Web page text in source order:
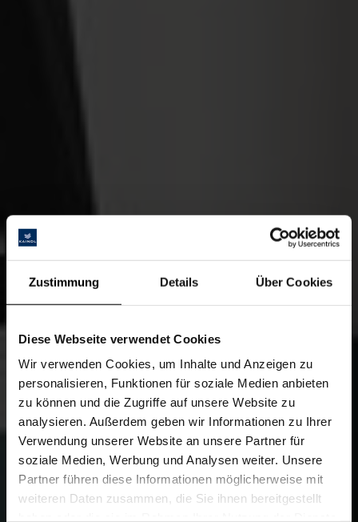
Zustimmung Details Über Cookies
Diese Webseite verwendet Cookies
Wir verwenden Cookies, um Inhalte und Anzeigen zu
personalisieren, Funktionen für soziale Medien anbieten
zu können und die Zugriffe auf unsere Website zu
analysieren. Außerdem geben wir Informationen zu Ihrer
Verwendung unserer Website an unsere Partner für
soziale Medien, Werbung und Analysen weiter. Unsere
Partner führen diese Informationen möglicherweise mit
weiteren Daten zusammen, die Sie ihnen bereitgestellt